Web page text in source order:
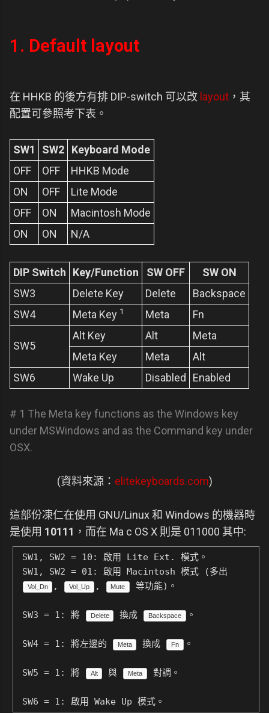
1. Default layout
在 HHKB 的後方有排 DIP-switch 可以改 layout ，其
配置可參照考下表。
SW1 SW2
Keyboard Mode
OFF
OFF
HHKB Mode
ON
OFF
Lite Mode
OFF
ON
Macintosh Mode
ON
ON N/A
DIP Switch Key/Function SW OFF
SW ON
SW3
Delete Key Delete
Backspace
SW4
Meta Key 1 Meta Fn
SW5
Alt Key Alt
Meta
Meta Key
Meta
Alt
SW6
Wake Up Disabled Enabled
# 1 The Meta key functions as the Windows key
under MSWindows and as the Command key under
OSX.
(資料來源： elitekeyboards.com)
這部份凍仁在使用 GNU/Linux 和 Windows 的機器時
是使用 10111 ，而在 Ma c OS X 則是 011000 其中:
SW1, SW2 = 10: 啟用 Lite Ext. 模式。
SW1, SW2 = 01: 啟用 Macintosh 模式 (多出
Vol_Dn , Vol_Up , Mute 等功能)。
SW3 = 1: 將 Delete 換成 Backspace 。
SW4 = 1: 將左邊的 Meta 換成 Fn 。
SW5 = 1: 將 Alt 與 Meta 對調。
SW6 = 1: 啟用 Wake Up 模式。